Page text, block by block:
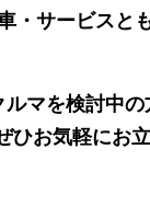
・サービスと
ルマを検討中の
ひお気軽にお